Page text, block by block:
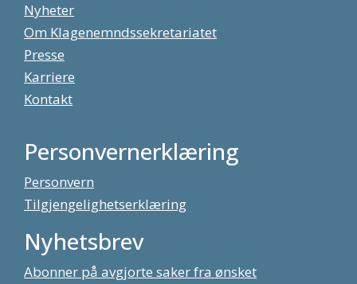
Nyheter
Om Klagenemndssekretariatet
Presse
Karriere
Kontakt
Personvernerklæring
Personvern
Tilgjengelighetserklæring
Nyhetsbrev
Abonner på avgjorte saker fra ønsket